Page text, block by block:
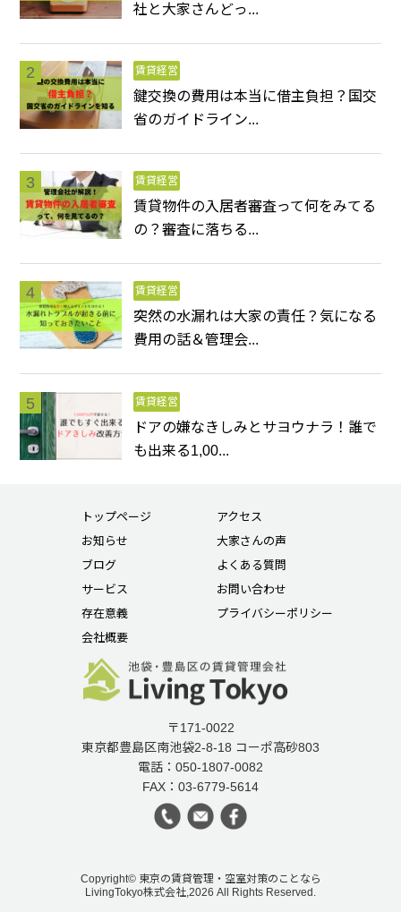
社と大家さんどっ...
賃貸経営
鍵交換の費用は本当に借主負担？国交
省のガイドライン...
賃貸経営
賃貸物件の入居者審査って何をみてる
の？審査に落ちる...
賃貸経営
突然の水漏れは大家の責任？気になる
費用の話＆管理会...
賃貸経営
ドアの嫌なきしみとサヨウナラ！誰で
も出来る1,00...
トップページ
お知らせ
ブログ
サービス
存在意義
会社概要
アクセス
大家さんの声
よくある質問
お問い合わせ
プライバシーポリシー
〒171-0022
東京都豊島区南池袋2-8-18 コーポ高砂803
電話：050-1807-0082
FAX：03-6779-5614
Copyright© 東京の賃貸管理・空室対策のことなら
LivingTokyo株式会社,2026 All Rights Reserved.